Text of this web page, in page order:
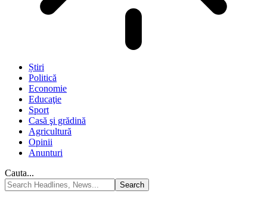
Știri
Politică
Economie
Educaţie
Sport
Casă şi grădină
Agricultură
Opinii
Anunturi
Cauta...